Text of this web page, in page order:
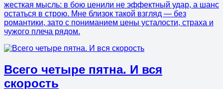
жесткая мысль: в бою ценили не эффектный удар, а шанс
остаться в строю. Мне близок такой взгляд — без
романтики, зато с пониманием цены усталости, страха и
чужого плеча рядом.
Всего четыре пятна. И вся
скорость